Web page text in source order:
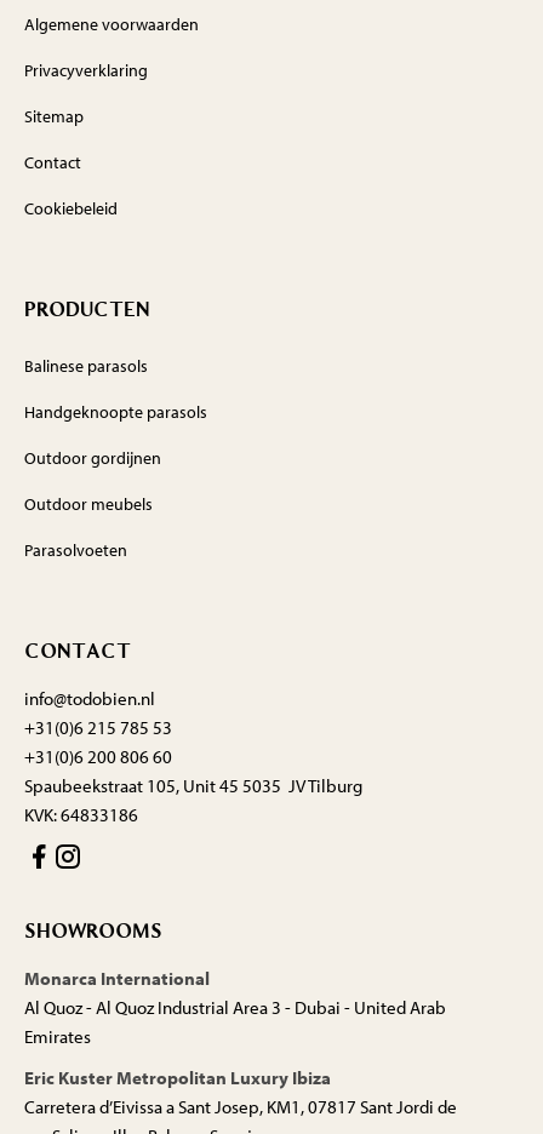
Algemene voorwaarden
Privacyverklaring
Sitemap
Contact
Cookiebeleid
PRODUCTEN
Balinese parasols
Handgeknoopte parasols
Outdoor gordijnen
Outdoor meubels
Parasolvoeten
CONTACT
info@todobien.nl
+31(0)6 215 785 53
+31(0)6 200 806 60
Spaubeekstraat 105, Unit 45 5035 JV Tilburg
KVK: 64833186
SHOWROOMS
Monarca International
Al Quoz - Al Quoz Industrial Area 3 - Dubai - United Arab
Emirates
Eric Kuster Metropolitan Luxury Ibiza
Carretera d’Eivissa a Sant Josep, KM1, 07817 Sant Jordi de